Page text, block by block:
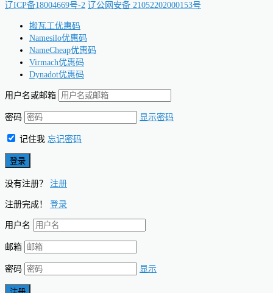
辽ICP备18004669号-2 辽公网安备 21052202000153号
搬瓦工优惠码
Namesilo优惠码
NameCheap优惠码
Virmach优惠码
Dynadot优惠码
用户名或邮箱
密码 显示密码
记住我 忘记密码
没有注册？ 注册
注册完成！ 登录
用户名
邮箱
密码 显示